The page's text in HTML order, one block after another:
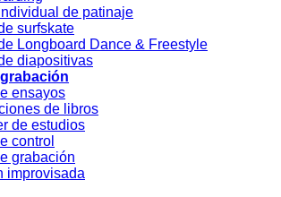
de patinaje
surfskate
Longboard Dance & Freestyle
diapositivas
ensayos
de libros
de estudios
control
grabación
improvisada